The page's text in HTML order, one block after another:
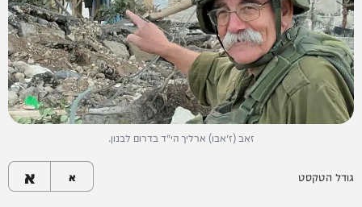
זאב (ז'אבו) ארליך הי"ד בדרום לבנון.
גודל הטקסט א א